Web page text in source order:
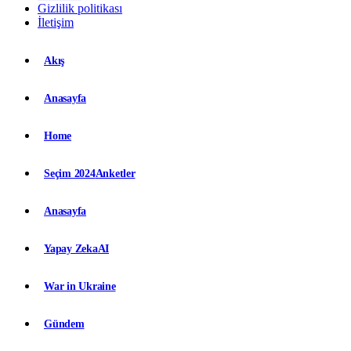
Gizlilik politikası
İletişim
Akış
Anasayfa
Home
Seçim 2024Anketler
Anasayfa
Yapay ZekaAI
War in Ukraine
Gündem